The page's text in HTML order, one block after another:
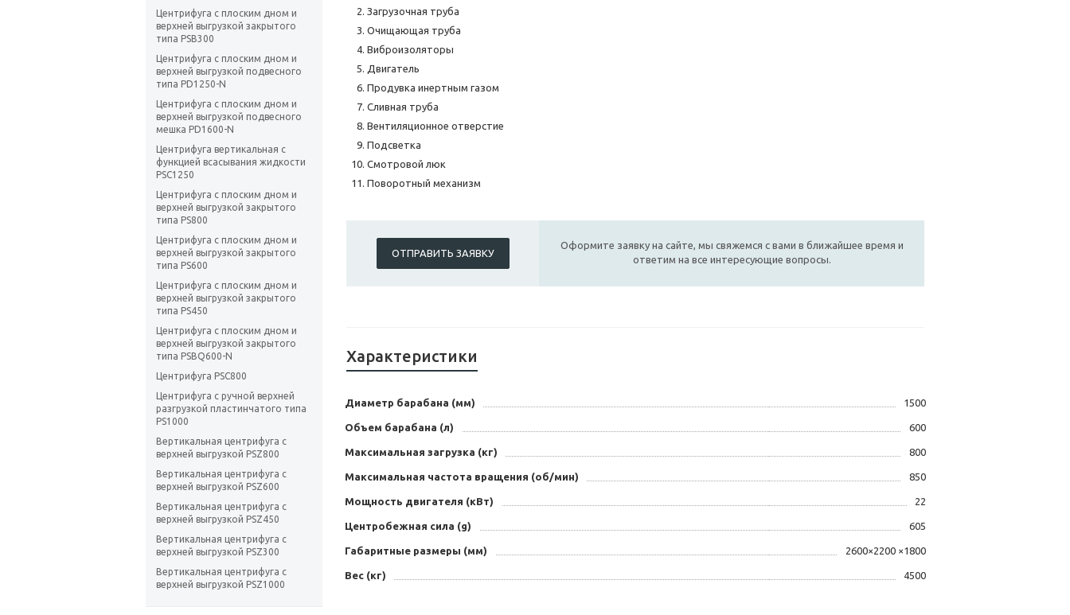
Центрифуга с плоским дном и
верхней выгрузкой закрытого
типа PSB300
Центрифуга с плоским дном и
верхней выгрузкой подвесного
типа PD1250-N
Центрифуга с плоским дном и
верхней выгрузкой подвесного
мешка PD1600-N
Центрифуга вертикальная с
функцией всасывания жидкости
PSC1250
Центрифуга с плоским дном и
верхней выгрузкой закрытого
типа PS800
Центрифуга с плоским дном и
верхней выгрузкой закрытого
типа PS600
Центрифуга с плоским дном и
верхней выгрузкой закрытого
типа PS450
Центрифуга с плоским дном и
верхней выгрузкой закрытого
типа PSBQ600-N
Центрифуга PSC800
Центрифуга с ручной верхней
разгрузкой пластинчатого типа
PS1000
Вертикальная центрифуга с
верхней выгрузкой PSZ800
Вертикальная центрифуга с
верхней выгрузкой PSZ600
Вертикальная центрифуга с
верхней выгрузкой PSZ450
Вертикальная центрифуга с
верхней выгрузкой PSZ300
Вертикальная центрифуга с
верхней выгрузкой PSZ1000
Загрузочная труба
Очищающая труба
Виброизоляторы
Двигатель
Продувка инертным газом
Сливная труба
Вентиляционное отверстие
Подсветка
Смотровой люк
Поворотный механизм
ОТПРАВИТЬ ЗАЯВКУ
Оформите заявку на сайте, мы свяжемся с вами в ближайшее время и
ответим на все интересующие вопросы.
Характеристики
Диаметр барабана (мм) 1500
Объем барабана (л) 600
Максимальная загрузка (кг) 800
Максимальная частота вращения (об/мин) 850
Мощность двигателя (кВт) 22
Центробежная сила (g) 605
Габаритные размеры (мм) 2600×2200 ×1800
Вес (кг) 4500